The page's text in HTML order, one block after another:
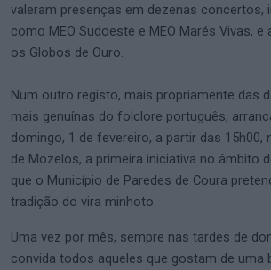
valeram presenças em dezenas concertos,
como MEO Sudoeste e MEO Marés Vivas,
os Globos de Ouro.
Num outro registo, mais propriamente das
mais genuínas do folclore português,
domingo, 1 de fevereiro, a partir das 15h00,
de Mozelos, a primeira iniciativa no âmbito
que o Município de Paredes de Coura
tradição do vira minhoto.
Uma vez por mês, sempre nas tardes de
convida todos aqueles que gostam de uma